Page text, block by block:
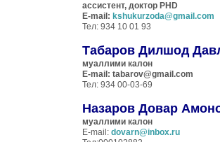
ассистент, доктор PHD
E-mail: kshukurzoda@gmail.com
Тел: 934 10 01 93
Табаров Дилшод
муаллими калон
E-mail: tabarov@gmail.com
Тел: 934 00-03-69
Назаров Довар
муаллими калон
E-mail: dovarn@inbox.ru